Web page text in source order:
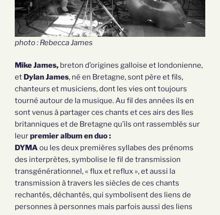
photo : Rebecca James
Mike James, breton d’origines galloise et londonienne,
et Dylan James, né en Bretagne, sont père et fils,
chanteurs et musiciens, dont les vies ont toujours
tourné autour de la musique. Au fil des années ils en
sont venus à partager ces chants et ces airs des Iles
britanniques et de Bretagne qu’ils ont rassemblés sur
leurpremier album en duo :
DYMAou les deux premières syllabes des prénoms
des interprètes, symbolise le fil de transmission
transgénérationnel, « flux et reflux », et aussi la
transmission à travers les siècles de ces chants
rechantés, déchantés, qui symbolisent des liens de
personnes à personnes mais parfois aussi des liens